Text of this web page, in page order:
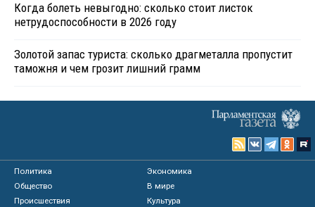
Когда болеть невыгодно: сколько стоит листок
нетрудоспособности в 2026 году
Золотой запас туриста: сколько драгметалла пропустит
таможня и чем грозит лишний грамм
Политика
Экономика
Общество
В мире
Происшествия
Культура